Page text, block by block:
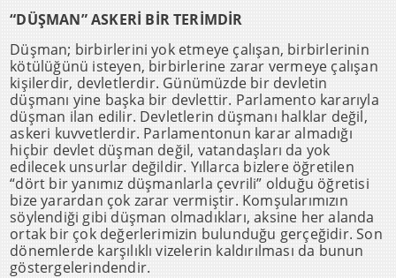
“DÜŞMAN” ASKERİ BİR TERİMDİR
Düşman; birbirlerini yok etmeye çalışan, birbirlerinin
kötülüğünü isteyen, birbirlerine zarar vermeye çalışan
kişilerdir, devletlerdir. Günümüzde bir devletin
düşmanı yine başka bir devlettir. Parlamento kararıyla
düşman ilan edilir. Devletlerin düşmanı halklar değil,
askeri kuvvetlerdir. Parlamentonun karar almadığı
hiçbir devlet düşman değil, vatandaşları da yok
edilecek unsurlar değildir. Yıllarca bizlere öğretilen
“dört bir yanımız düşmanlarla çevrili” olduğu öğretisi
bize yarardan çok zarar vermiştir. Komşularımızın
söylendiği gibi düşman olmadıkları, aksine her alanda
ortak bir çok değerlerimizin bulunduğu gerçeğidir. Son
dönemlerde karşılıklı vizelerin kaldırılması da bunun
göstergelerindendir.